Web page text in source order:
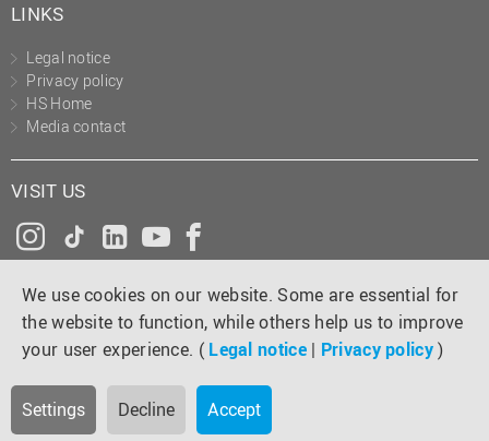
We use cookies on our website. Some are essential for
the website to function, while others help us to improve
your user experience. ( Legal notice | Privacy policy)
Settings Decline Accept
LINKS
Legal notice
Privacy policy
HS Home
Media contact
VISIT US
Instagram
Tiktok
LinkedInYouTube